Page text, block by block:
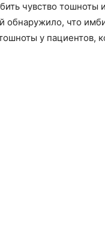
чувство тошноты
обнаружило, что
у пациентов,